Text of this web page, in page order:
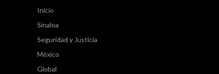
Inicio
Sinaloa
Seguridad y Justicia
México
Global